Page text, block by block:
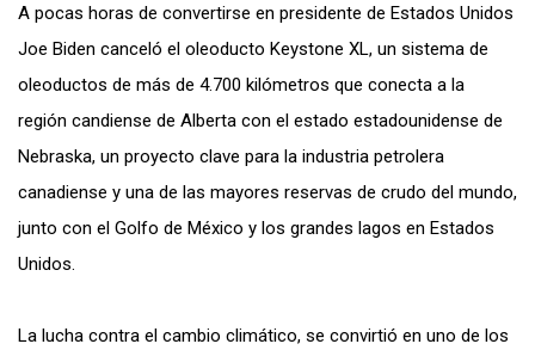
A pocas horas de convertirse en presidente de Estados Unidos
Joe Biden canceló el oleoducto Keystone XL, un sistema de
oleoductos de más de 4.700 kilómetros que conecta a la
región candiense de Alberta con el estado estadounidense de
Nebraska, un proyecto clave para la industria petrolera
canadiense y una de las mayores reservas de crudo del mundo,
junto con el Golfo de México y los grandes lagos en Estados
Unidos.
La lucha contra el cambio climático, se convirtió en uno de los